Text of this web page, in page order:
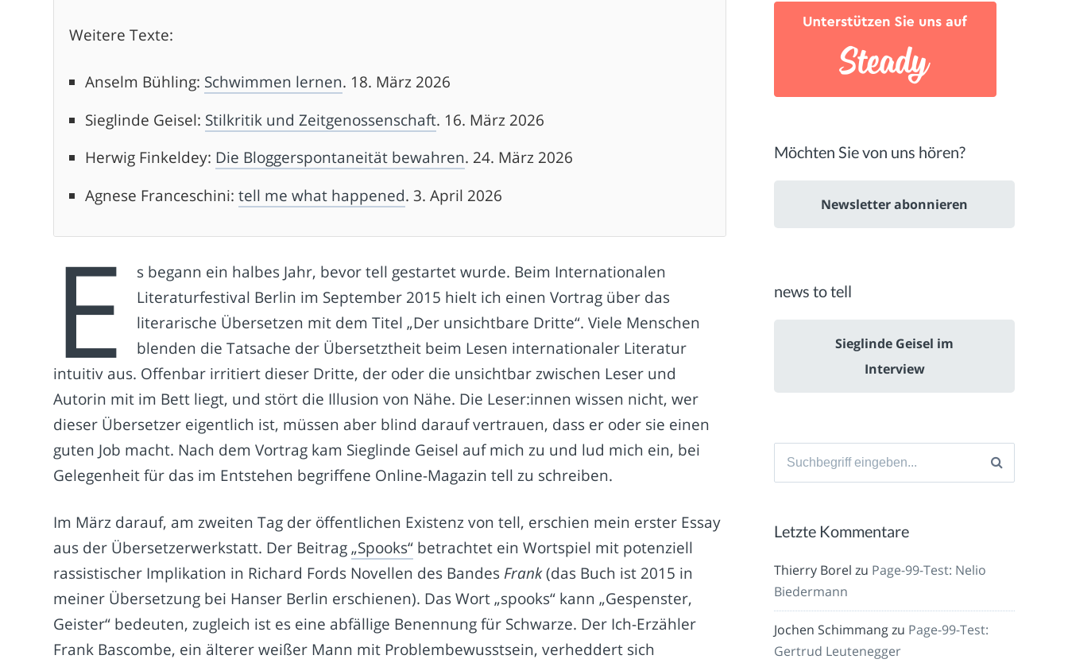
Weitere Texte:
Anselm Bühling: Schwimmen lernen. 18. März 2026
Sieglinde Geisel: Stilkritik und Zeitgenossenschaft. 16. März 2026
Herwig Finkeldey: Die Bloggerspontaneität bewahren. 24. März 2026
Agnese Franceschini:tell me what happened. 3. April 2026
E
s begann ein halbes Jahr, bevor tell gestartet wurde. Beim Internationalen
Literaturfestival Berlin im September 2015 hielt ich einen Vortrag über das
literarische Übersetzen mit dem Titel „Der unsichtbare Dritte“. Viele Menschen
blenden die Tatsache der Übersetztheit beim Lesen internationaler Literatur
intuitiv aus. Offenbar irritiert dieser Dritte, der oder die unsichtbar zwischen Leser und
Autorin mit im Bett liegt, und stört die Illusion von Nähe. Die Leser:innen wissen nicht, wer
dieser Übersetzer eigentlich ist, müssen aber blind darauf vertrauen, dass er oder sie einen
guten Job macht. Nach dem Vortrag kam Sieglinde Geisel auf mich zu und lud mich ein, bei
Gelegenheit für das im Entstehen begriffene Online-Magazin tell zu schreiben.
Im März darauf, am zweiten Tag der öffentlichen Existenz von tell, erschien mein erster Essay
aus der Übersetzerwerkstatt. Der Beitrag„Spooks“ betrachtet ein Wortspiel mit potenziell
rassistischer Implikation in Richard Fords Novellen des Bandes Frank(das Buch ist 2015 in
meiner Übersetzung bei Hanser Berlin erschienen). Das Wort „spooks“ kann „Gespenster,
Geister“ bedeuten, zugleich ist es eine abfällige Benennung für Schwarze. Der Ich-Erzähler
Frank Bascombe, ein älterer weißer Mann mit Problembewusstsein, verheddert sich
Möchten Sie von uns hören?
Newsletter abonnieren
news to tell
Sieglinde Geisel im
Interview
Suche
Letzte Kommentare
Thierry Borel zu Page-99-Test: Nelio
Biedermann
Jochen Schimmangzu Page-99-Test:
Gertrud Leutenegger